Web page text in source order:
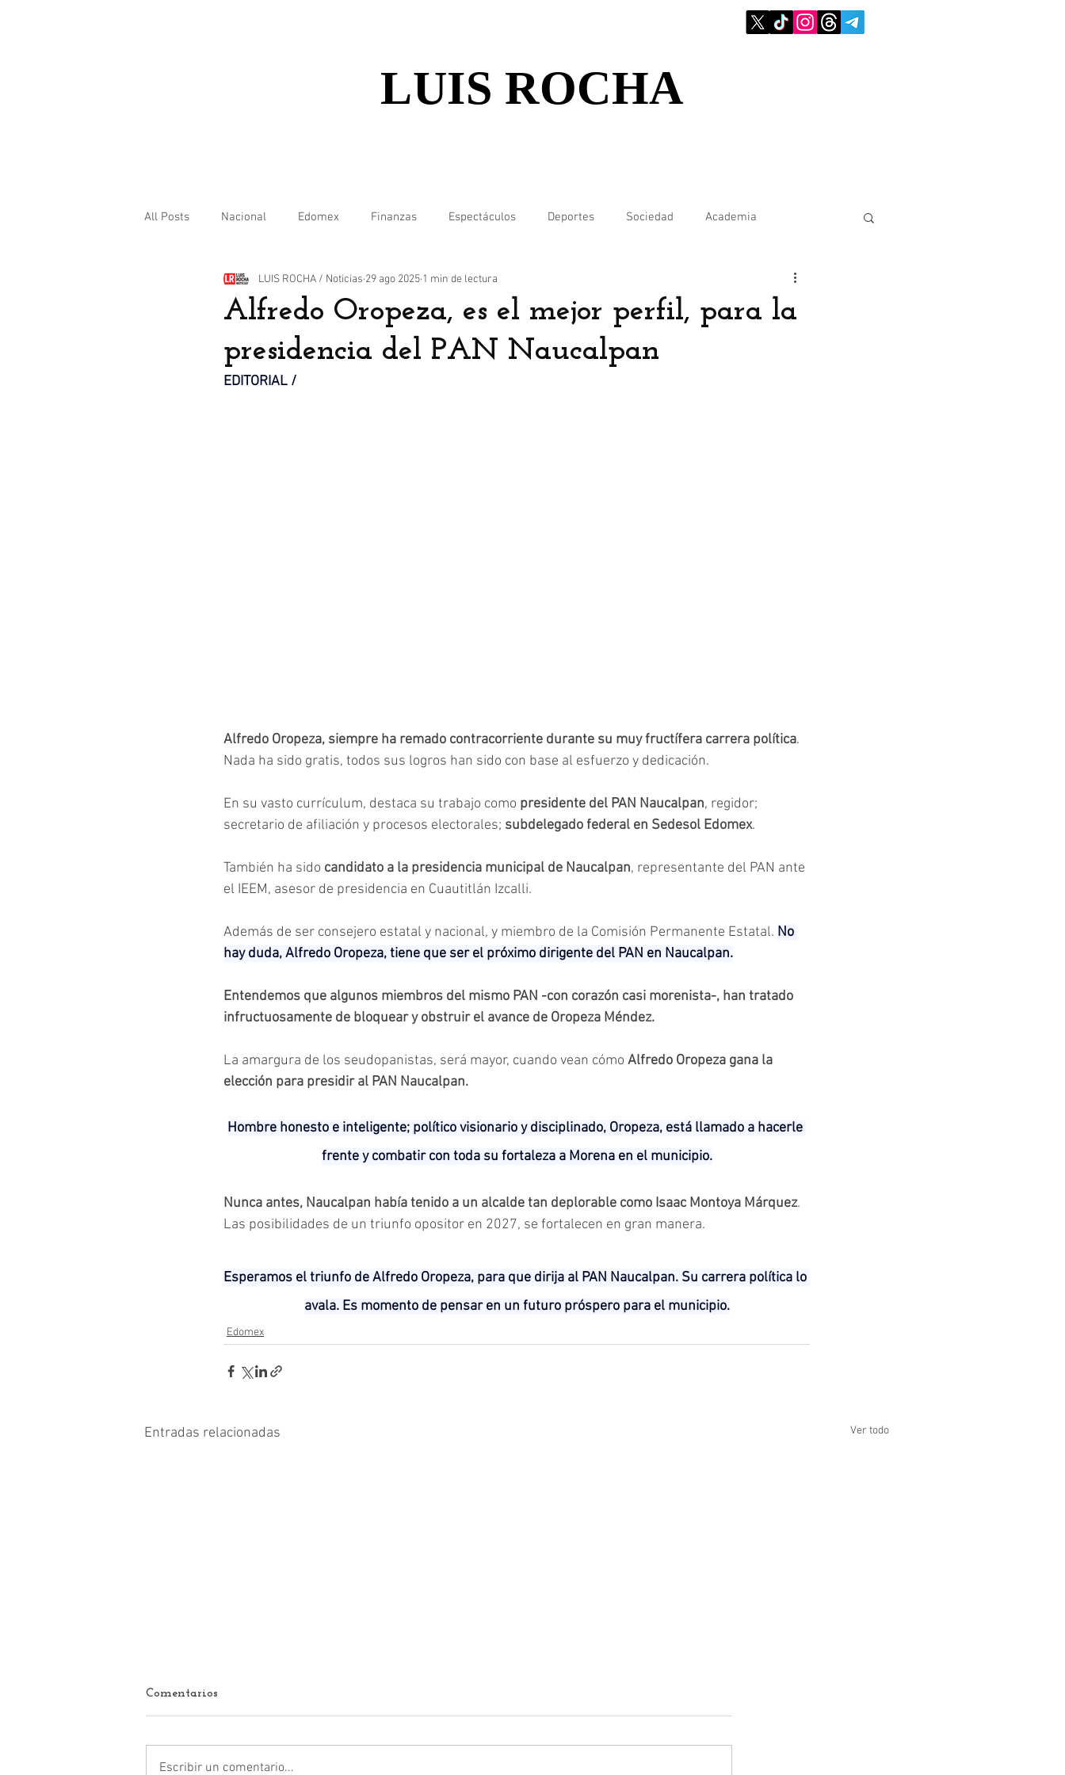
LUIS ROCHA
All Posts Nacional Edomex Finanzas Espectáculos Deportes Sociedad Academia
Internacional
Alfredo Oropeza, es el mejor perfil, para la
presidencia del PAN Naucalpan
LUIS ROCHA / Noticias 29 ago 2025 1 min de lectura
EDITORIAL /
Alfredo Oropeza, siempre ha remado contracorriente durante su muy fructífera carrera política.
Nada ha sido gratis, todos sus logros han sido con base al esfuerzo y dedicación.
En su vasto currículum, destaca su trabajo como presidente del PAN Naucalpan, regidor;
secretario de afiliación y procesos electorales; subdelegado federal en Sedesol Edomex.
También ha sido candidato a la presidencia municipal de Naucalpan, representante del PAN ante
el IEEM, asesor de presidencia en Cuautitlán Izcalli.
Además de ser consejero estatal y nacional, y miembro de la Comisión Permanente Estatal. No
hay duda, Alfredo Oropeza, tiene que ser el próximo dirigente del PAN en Naucalpan.
Entendemos que algunos miembros del mismo PAN -con corazón casi morenista-, han tratado
infructuosamente de bloquear y obstruir el avance de Oropeza Méndez.
La amargura de los seudopanistas, será mayor, cuando vean cómo Alfredo Oropeza gana la
elección para presidir al PAN Naucalpan.
Hombre honesto e inteligente; político visionario y disciplinado, Oropeza, está llamado a hacerle
frente y combatir con toda su fortaleza a Morena en el municipio.
Nunca antes, Naucalpan había tenido a un alcalde tan deplorable como Isaac Montoya Márquez.
Las posibilidades de un triunfo opositor en 2027, se fortalecen en gran manera.
Esperamos el triunfo de Alfredo Oropeza, para que dirija al PAN Naucalpan. Su carrera política lo
avala. Es momento de pensar en un futuro próspero para el municipio.
Edomex
Entradas relacionadas Ver todo
Comentarios
Escribir un comentario...